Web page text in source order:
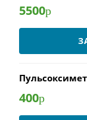
5500р
400р